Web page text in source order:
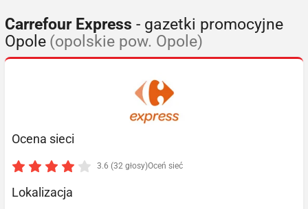
Carrefour Express - gazetki promocyjne
Opole (opolskie pow. Opole)
Ocena sieci
3.6 (32 głosy)Oceń sieć
Lokalizacja